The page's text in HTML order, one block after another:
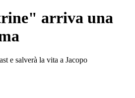
arriva una
e salverà la vita a Jacopo